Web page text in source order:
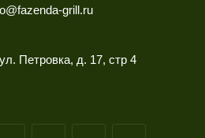
grill.ru
Петровка, д. 17, стр 4